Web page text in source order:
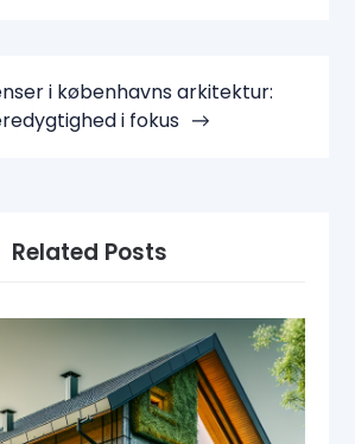
i københavns arkitektur:
i fokus
Related Posts